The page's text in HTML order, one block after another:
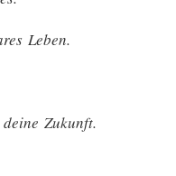
Leben.
deine Zukunft.